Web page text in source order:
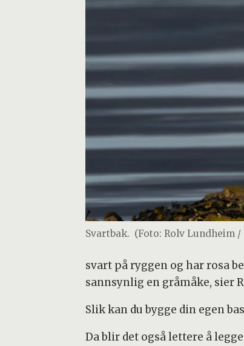
Svartbak. (Foto: Rolv Lundheim /
svart på ryggen og har rosa
sannsynlig en gråmåke, sier
Slik kan du bygge din egen
Da blir det også lettere å